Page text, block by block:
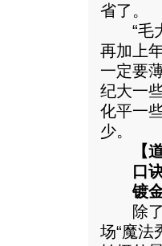
省了。
“毛大
再加上
一定要
纪大一
化平一
少。
【道
口诀
镀金
除了
场“魔法